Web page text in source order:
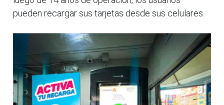
pueden recargar sus tarjetas desde sus celulares.